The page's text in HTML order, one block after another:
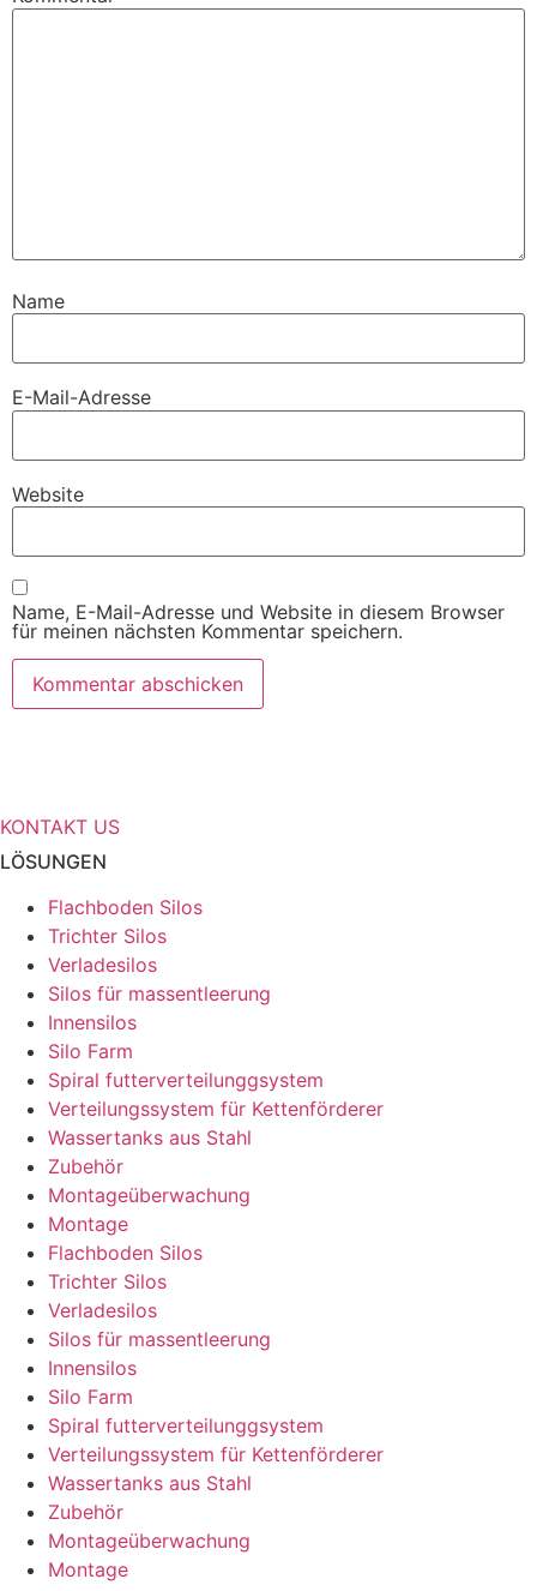
Name
E-Mail-Adresse
Website
Name, E-Mail-Adresse und Website in diesem Browser
für meinen nächsten Kommentar speichern.
KONTAKT US
LÖSUNGEN
Flachboden Silos
Trichter Silos
Verladesilos
Silos für massentleerung
Innensilos
Silo Farm
Spiral futterverteilunggsystem
Verteilungssystem für Kettenförderer
Wassertanks aus Stahl
Zubehör
Montageüberwachung
Montage
Flachboden Silos
Trichter Silos
Verladesilos
Silos für massentleerung
Innensilos
Silo Farm
Spiral futterverteilunggsystem
Verteilungssystem für Kettenförderer
Wassertanks aus Stahl
Zubehör
Montageüberwachung
Montage